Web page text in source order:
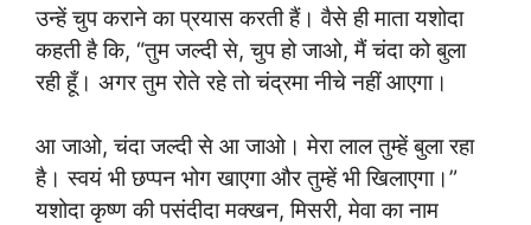
उन्हें चुप कराने का प्रयास करती हैं। वैसे ही माता यशोदा
कहती है कि, “तुम जल्दी से, चुप हो जाओ, मैं चंदा को बुला
रही हूँ। अगर तुम रोते रहे तो चंद्रमा नीचे नहीं आएगा।
आ जाओ, चंदा जल्दी से आ जाओ। मेरा लाल तुम्हें बुला रहा
है। स्वयं भी छप्पन भोग खाएगा और तुम्हें भी खिलाएगा।”
यशोदा कृष्ण की पसंदीदा मक्खन, मिसरी, मेवा का नाम